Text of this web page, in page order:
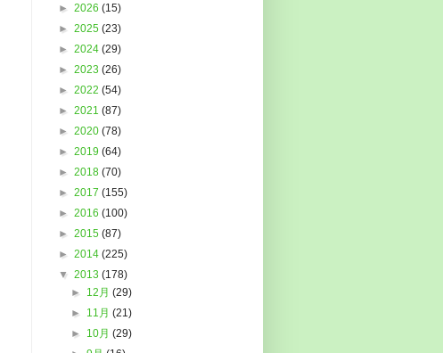
► 2026 (15)
► 2025 (23)
► 2024 (29)
► 2023 (26)
► 2022 (54)
► 2021 (87)
► 2020 (78)
► 2019 (64)
► 2018 (70)
► 2017 (155)
► 2016 (100)
► 2015 (87)
► 2014 (225)
▼ 2013 (178)
► 12月(29)
► 11月(21)
► 10月(29)